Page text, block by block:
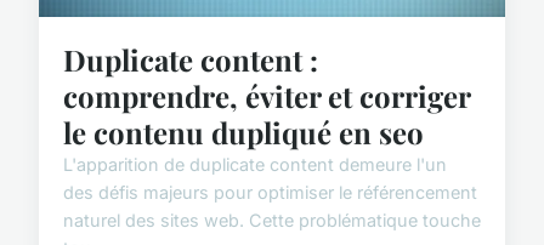
Duplicate content :
comprendre, éviter et corriger
le contenu dupliqué en seo
L'apparition de duplicate content demeure l'un
des défis majeurs pour optimiser le référencement
naturel des sites web. Cette problématique touche